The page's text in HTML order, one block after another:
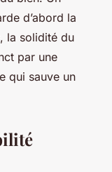
d’abord la
la solidité du
par une
qui sauve un